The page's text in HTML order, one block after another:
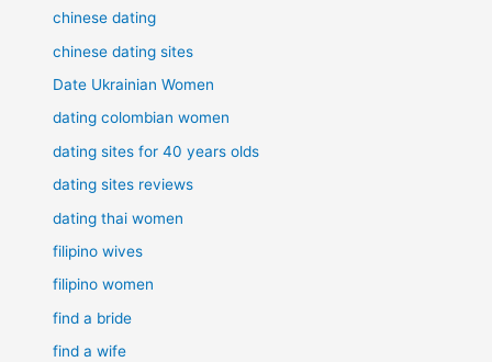
chinese dating
chinese dating sites
Date Ukrainian Women
dating colombian women
dating sites for 40 years olds
dating sites reviews
dating thai women
filipino wives
filipino women
find a bride
find a wife